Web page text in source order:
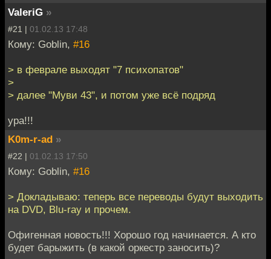
ValeriG »
#21 | 01.02.13 17:48
Кому: Goblin, #16
> в феврале выходят "7 психопатов"
>
> далее "Муви 43", и потом уже всё подряд
ура!!!
K0m-r-ad »
#22 | 01.02.13 17:50
Кому: Goblin, #16
> Докладываю: теперь все переводы будут выходить
на DVD, Blu-ray и прочем.
Офигенная новость!!! Хорошо год начинается. А кто
будет барыжить (в какой оркестр заносить)?